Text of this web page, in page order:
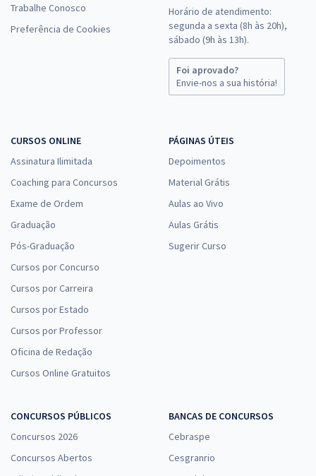
Trabalhe Conosco
Preferência de Cookies
Horário de atendimento:
segunda a sexta (8h às 20h),
sábado (9h às 13h).
Foi aprovado?
Envie-nos a sua história!
CURSOS ONLINE
Assinatura Ilimitada
Coaching para Concursos
Exame de Ordem
Graduação
Pós-Graduação
Cursos por Concurso
Cursos por Carreira
Cursos por Estado
Cursos por Professor
Oficina de Redação
Cursos Online Gratuitos
PÁGINAS ÚTEIS
Depoimentos
Material Grátis
Aulas ao Vivo
Aulas Grátis
Sugerir Curso
CONCURSOS PÚBLICOS
Concursos 2026
Concursos Abertos
BANCAS DE CONCURSOS
Cebraspe
Cesgranrio